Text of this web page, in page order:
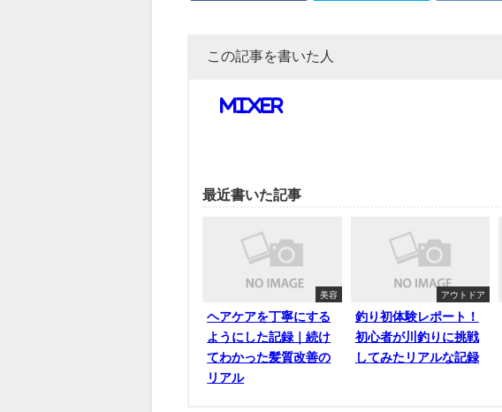
この記事を書いた人
mixer
最近書いた記事
美容
ヘアケアを丁寧にする
ようにした記録｜続け
てわかった髪質改善の
リアル
アウトドア
釣り初体験レポート！
初心者が川釣りに挑戦
してみたリアルな記録